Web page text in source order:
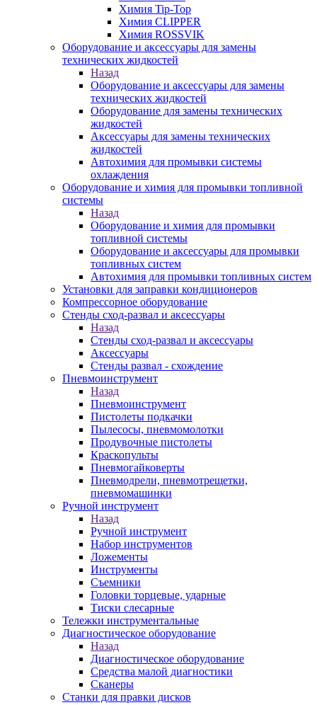
Химия Tip-Top
Химия CLIPPER
Химия ROSSVIK
Оборудование и аксессуары для замены
технических жидкостей
Назад
Оборудование и аксессуары для замены
технических жидкостей
Оборудование для замены технических
жидкостей
Аксессуары для замены технических
жидкостей
Автохимия для промывки системы
охлаждения
Оборудование и химия для промывки топливной
системы
Назад
Оборудование и химия для промывки
топливной системы
Оборудование и аксессуары для промывки
топливных систем
Автохимия для промывки топливных систем
Установки для заправки кондиционеров
Компрессорное оборудование
Стенды сход-развал и аксессуары
Назад
Стенды сход-развал и аксессуары
Аксессуары
Стенды развал - схождение
Пневмоинструмент
Назад
Пневмоинструмент
Пистолеты подкачки
Пылесосы, пневмомолотки
Продувочные пистолеты
Краскопульты
Пневмогайковерты
Пневмодрели, пневмотрещетки,
пневмомашинки
Ручной инструмент
Назад
Ручной инструмент
Набор инструментов
Ложементы
Инструменты
Съемники
Головки торцевые, ударные
Тиски слесарные
Тележки инструментальные
Диагностическое оборудование
Назад
Диагностическое оборудование
Средства малой диагностики
Сканеры
Станки для правки дисков